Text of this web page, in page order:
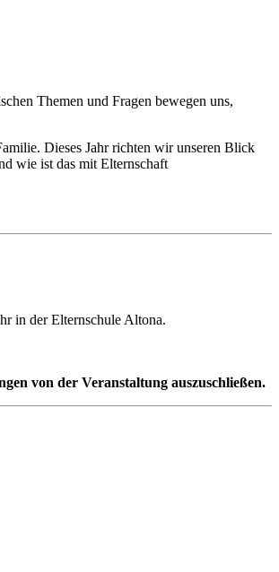
Themen und Fragen bewegen uns,
Dieses Jahr richten wir unseren Blick
wie ist das mit Elternschaft
in der Elternschule Altona.
von der Veranstaltung auszuschließen.